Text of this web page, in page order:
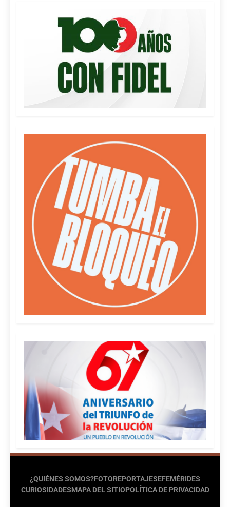
¿QUIÉNES SOMOS?FOTOREPORTAJESEFEMÉRIDES
CURIOSIDADESMAPA DEL SITIOPOLÍTICA DE PRIVACIDAD